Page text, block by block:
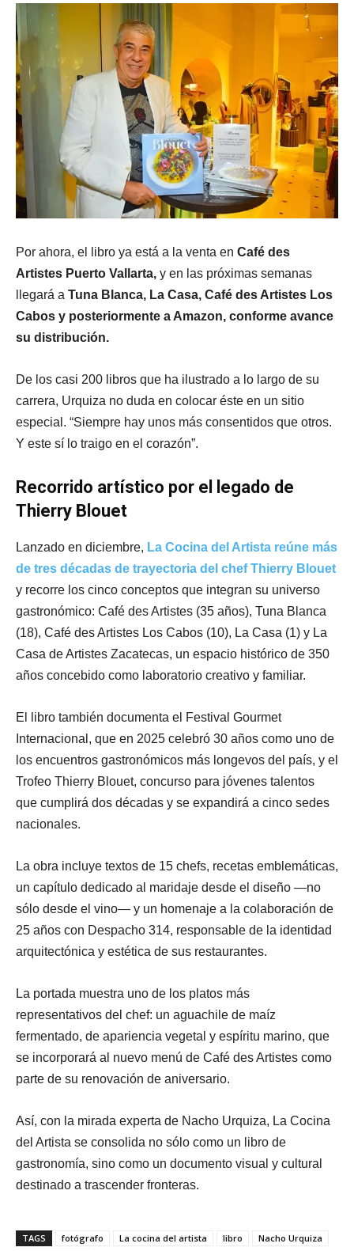
Por ahora, el libro ya está a la venta en Café des
Artistes Puerto Vallarta, y en las próximas semanas
llegará a Tuna Blanca, La Casa, Café des Artistes Los
Cabos y posteriormente a Amazon, conforme avance
su distribución.
De los casi 200 libros que ha ilustrado a lo largo de su
carrera, Urquiza no duda en colocar éste en un sitio
especial. “Siempre hay unos más consentidos que otros.
Y este sí lo traigo en el corazón”.
Recorrido artístico por el legado de
Thierry Blouet
Lanzado en diciembre, La Cocina del Artista reúne más
de tres décadas de trayectoria del chef Thierry Blouet
y recorre los cinco conceptos que integran su universo
gastronómico: Café des Artistes (35 años), Tuna Blanca
(18), Café des Artistes Los Cabos (10), La Casa (1) y La
Casa de Artistes Zacatecas, un espacio histórico de 350
años concebido como laboratorio creativo y familiar.
El libro también documenta el Festival Gourmet
Internacional, que en 2025 celebró 30 años como uno de
los encuentros gastronómicos más longevos del país, y el
Trofeo Thierry Blouet, concurso para jóvenes talentos
que cumplirá dos décadas y se expandirá a cinco sedes
nacionales.
La obra incluye textos de 15 chefs, recetas emblemáticas,
un capítulo dedicado al maridaje desde el diseño —no
sólo desde el vino— y un homenaje a la colaboración de
25 años con Despacho 314, responsable de la identidad
arquitectónica y estética de sus restaurantes.
La portada muestra uno de los platos más
representativos del chef: un aguachile de maíz
fermentado, de apariencia vegetal y espíritu marino, que
se incorporará al nuevo menú de Café des Artistes como
parte de su renovación de aniversario.
Así, con la mirada experta de Nacho Urquiza, La Cocina
del Artista se consolida no sólo como un libro de
gastronomía, sino como un documento visual y cultural
destinado a trascender fronteras.
TAGS fotógrafo La cocina del artista libro
Nacho Urquiza